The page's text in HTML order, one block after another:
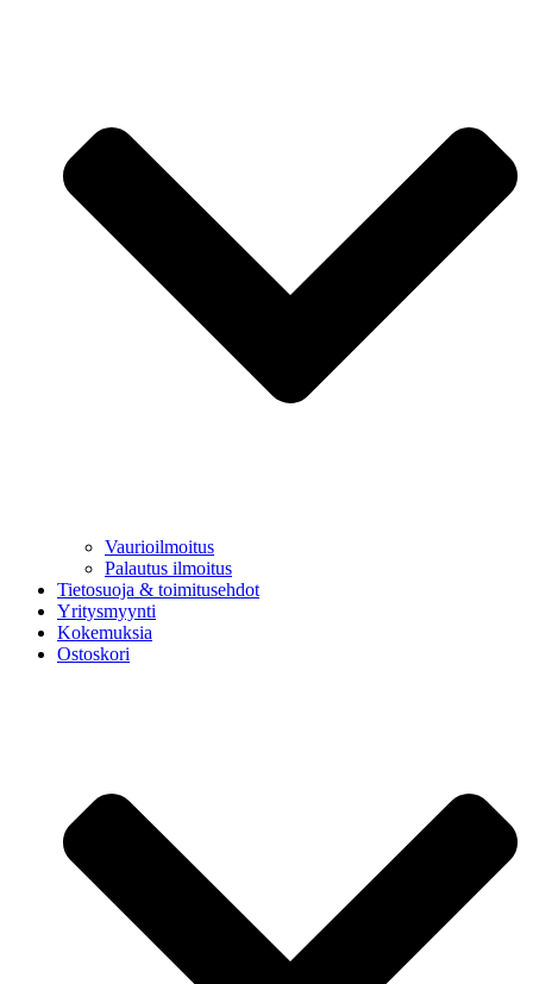
Vaurioilmoitus
Palautus ilmoitus
Tietosuoja & toimitusehdot
Yritysmyynti
Kokemuksia
Ostoskori